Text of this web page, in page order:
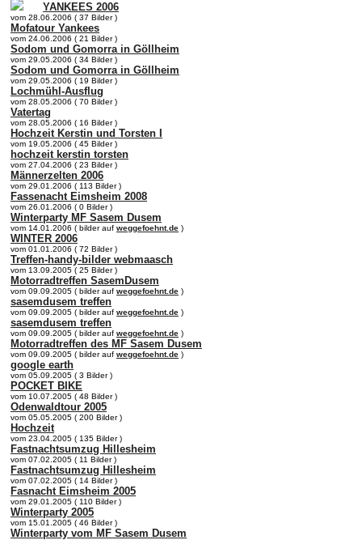
YANKEES 2006
vom 28.06.2006 ( 37 Bilder )
Mofatour Yankees
vom 24.06.2006 ( 21 Bilder )
Sodom und Gomorra in Göllheim
vom 29.05.2006 ( 34 Bilder )
Sodom und Gomorra in Göllheim
vom 29.05.2006 ( 19 Bilder )
Lochmühl-Ausflug
vom 28.05.2006 ( 70 Bilder )
Vatertag
vom 28.05.2006 ( 16 Bilder )
Hochzeit Kerstin und Torsten I
vom 19.05.2006 ( 45 Bilder )
hochzeit kerstin torsten
vom 27.04.2006 ( 23 Bilder )
Männerzelten 2006
vom 29.01.2006 ( 113 Bilder )
Fassenacht Eimsheim 2008
vom 26.01.2006 ( 0 Bilder )
Winterparty MF Sasem Dusem
vom 14.01.2006 ( bilder auf weggefoehnt.de )
WINTER 2006
vom 01.01.2006 ( 72 Bilder )
Treffen-handy-bilder webmaasch
vom 13.09.2005 ( 25 Bilder )
Motorradtreffen SasemDusem
vom 09.09.2005 ( bilder auf weggefoehnt.de )
sasemdusem treffen
vom 09.09.2005 ( bilder auf weggefoehnt.de )
sasemdusem treffen
vom 09.09.2005 ( bilder auf weggefoehnt.de )
Motorradtreffen des MF Sasem Dusem
vom 09.09.2005 ( bilder auf weggefoehnt.de )
google earth
vom 05.09.2005 ( 3 Bilder )
POCKET BIKE
vom 10.07.2005 ( 48 Bilder )
Odenwaldtour 2005
vom 05.05.2005 ( 200 Bilder )
Hochzeit
vom 23.04.2005 ( 135 Bilder )
Fastnachtsumzug Hillesheim
vom 07.02.2005 ( 11 Bilder )
Fastnachtsumzug Hillesheim
vom 07.02.2005 ( 14 Bilder )
Fasnacht Eimsheim 2005
vom 29.01.2005 ( 110 Bilder )
Winterparty 2005
vom 15.01.2005 ( 46 Bilder )
Winterparty vom MF Sasem Dusem